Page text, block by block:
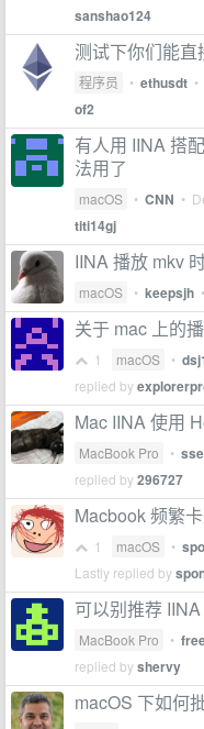
sanshao124
测试下你们能
程序员 • ethusdt •
of2
有人用 IINA 搭
法用了
macOS • CNN •
titi14gj
IINA 播放 mkv
macOS • keepsjh •
关于 mac 上的
1 macOS •
replied by
Mac IINA 使用
MacBook Pro •
replied by296727
Macbook 频繁
1 macOS •
Lastly replied by
可以别推荐
MacBook Pro •
replied byshervy
macOS 下如何